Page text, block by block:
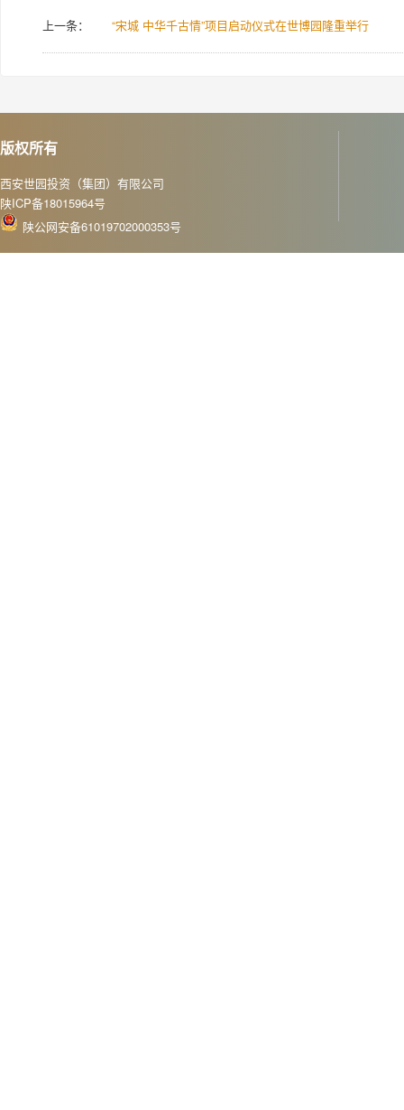
上一条： “宋城 中华千古情”项目启动仪式在世博园隆重举行
版权所有
西安世园投资（集团）有限公司
陕ICP备18015964号
陕公网安备61019702000353号